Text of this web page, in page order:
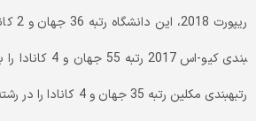
بندی کیو-اس
رتبه­بندی مکلین رتبه 35